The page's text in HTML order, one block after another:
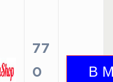
77
0